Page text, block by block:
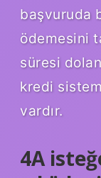
başvuruda
ödemesini
süresi
kredi
vardır.
4A